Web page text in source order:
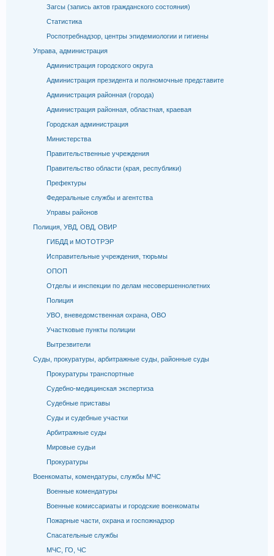
Загсы (запись актов гражданского состояния)
Статистика
Роспотребнадзор, центры эпидемиологии и гигиены
Управа, администрация
Администрация городского округа
Администрация президента и полномочные представите
Администрация районная (города)
Администрация районная, областная, краевая
Городская администрация
Министерства
Правительственные учреждения
Правительство области (края, республики)
Префектуры
Федеральные службы и агентства
Управы районов
Полиция, УВД, ОВД, ОВИР
ГИБДД и МОТОТРЭР
Исправительные учреждения, тюрьмы
ОПОП
Отделы и инспекции по делам несовершеннолетних
Полиция
УВО, вневедомственная охрана, ОВО
Участковые пункты полиции
Вытрезвители
Суды, прокуратуры, арбитражные суды, районные суды
Прокуратуры транспортные
Судебно-медицинская экспертиза
Судебные приставы
Суды и судебные участки
Арбитражные суды
Мировые судьи
Прокуратуры
Военкоматы, комендатуры, службы МЧС
Военные комендатуры
Военные комиссариаты и городские военкоматы
Пожарные части, охрана и госпожнадзор
Спасательные службы
МЧС, ГО, ЧС